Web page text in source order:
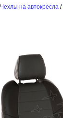
Чехлы на автокресла /